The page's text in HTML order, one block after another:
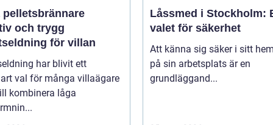
pelletsbrännare
och trygg
för villan
har blivit ett
val för många villaägare
kombinera låga
Låssmed i Stockholm:
valet för säkerhet
Att känna sig säker i sitt
på sin arbetsplats är en
grundläggand...